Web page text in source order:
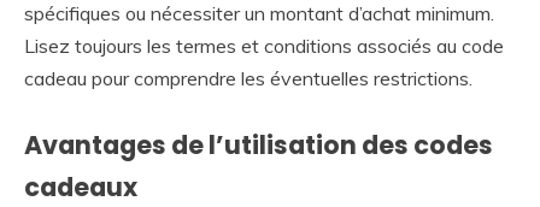
spécifiques ou nécessiter un montant d’achat minimum.
Lisez toujours les termes et conditions associés au code
cadeau pour comprendre les éventuelles restrictions.
Avantages de l’utilisation des codes
cadeaux